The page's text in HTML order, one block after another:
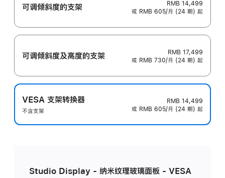
可调倾斜度的支架
RMB 14,499
或 RMB 605/月 (24 期) 起
可调倾斜度及高‍度的支‍架
RMB 17,499
或 RMB 730/月 (24 期) 起
VESA 支架转换器
不含支架
RMB 14,499
或 RMB 605/月 (24 期) 起
Studio Display - 纳米纹理玻璃面板 - VESA